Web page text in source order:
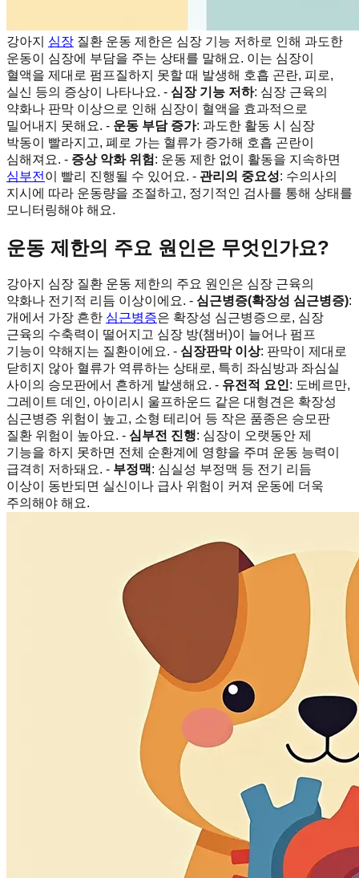
강아지 심장 질환 운동 제한은 심장 기능 저하로 인해 과도한
운동이 심장에 부담을 주는 상태를 말해요. 이는 심장이
혈액을 제대로 펌프질하지 못할 때 발생해 호흡 곤란, 피로,
실신 등의 증상이 나타나요. - 심장 기능 저하: 심장 근육의
약화나 판막 이상으로 인해 심장이 혈액을 효과적으로
밀어내지 못해요. - 운동 부담 증가: 과도한 활동 시 심장
박동이 빨라지고, 폐로 가는 혈류가 증가해 호흡 곤란이
심해져요. - 증상 악화 위험 : 운동 제한 없이 활동을 지속하면
심부전 이 빨리 진행될 수 있어요. - 관리의 중요성: 수의사의
지시에 따라 운동량을 조절하고, 정기적인 검사를 통해 상태를
모니터링해야 해요.
운동 제한의 주요 원인은 무엇인가요?
강아지 심장 질환 운동 제한의 주요 원인은 심장 근육의
약화나 전기적 리듬 이상이에요. - 심근병증(확장성 심근병증):
개에서 가장 흔한 심근병증은 확장성 심근병증으로, 심장
근육의 수축력이 떨어지고 심장 방(챔버)이 늘어나 펌프
기능이 약해지는 질환이에요. - 심장판막 이상: 판막이 제대로
닫히지 않아 혈류가 역류하는 상태로, 특히 좌심방과 좌심실
사이의 승모판에서 흔하게 발생해요. - 유전적 요인: 도베르만,
그레이트 데인, 아이리시 울프하운드 같은 대형견은 확장성
심근병증 위험이 높고, 소형 테리어 등 작은 품종은 승모판
질환 위험이 높아요. - 심부전 진행: 심장이 오랫동안 제
기능을 하지 못하면 전체 순환계에 영향을 주며 운동 능력이
급격히 저하돼요. - 부정맥: 심실성 부정맥 등 전기 리듬
이상이 동반되면 실신이나 급사 위험이 커져 운동에 더욱
주의해야 해요.